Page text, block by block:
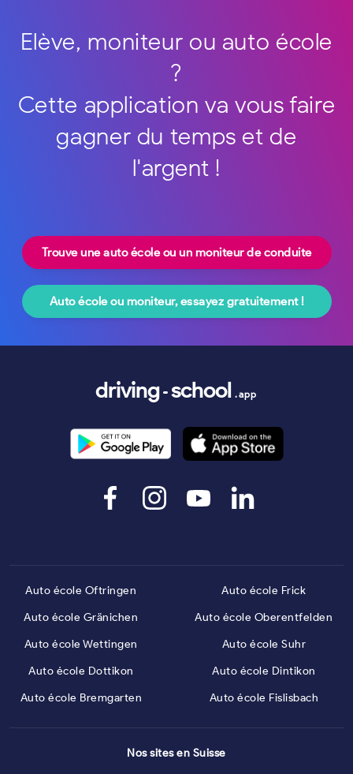
Elève, moniteur ou auto école
?
Cette application va vous faire
gagner du temps et de
l'argent !
Trouve une auto école ou un moniteur de conduite
Auto école ou moniteur, essayez gratuitement !
driving school .app
Auto école Oftringen
Auto école Gränichen
Auto école Wettingen
Auto école Dottikon
Auto école Bremgarten
Auto école Frick
Auto école Oberentfelden
Auto école Suhr
Auto école Dintikon
Auto école Fislisbach
Nos sites en Suisse